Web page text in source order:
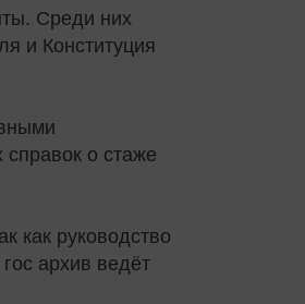
Среди них
и Конституция
о стаже
как руководство
архив ведёт